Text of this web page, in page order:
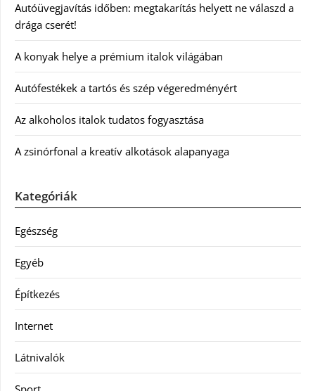
Autóüvegjavítás időben: megtakarítás helyett ne válaszd a
drága cserét!
A konyak helye a prémium italok világában
Autófestékek a tartós és szép végeredményért
Az alkoholos italok tudatos fogyasztása
A zsinórfonal a kreatív alkotások alapanyaga
Kategóriák
Egészség
Egyéb
Építkezés
Internet
Látnivalók